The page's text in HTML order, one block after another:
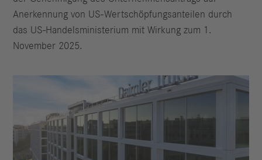
Anerkennung von US-Wertschöpfungsanteilen durch
das US-Handelsministerium mit Wirkung zum 1.
November 2025.